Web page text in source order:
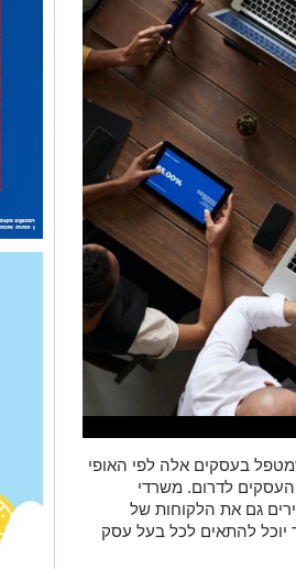
בעסקים אלה לפי האופי
לדרום. משרדי
גם את הלקוחות של
יוכל להתאים לכל בעל עסק